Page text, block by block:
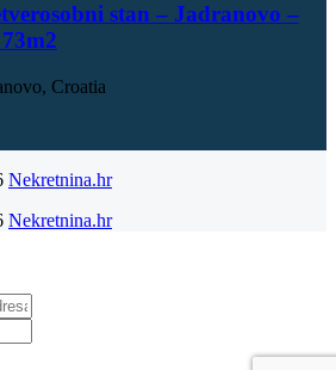
stan – Jadranovo –
Croatia
Nekretnina.hr
Nekretnina.hr